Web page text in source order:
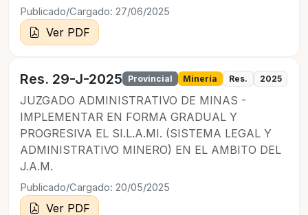
Publicado/Cargado: 27/06/2025
Ver PDF
Res. 29-J-2025 Provincial Minería Res. 2025
JUZGADO ADMINISTRATIVO DE MINAS -
IMPLEMENTAR EN FORMA GRADUAL Y
PROGRESIVA EL SI.L.A.MI. (SISTEMA LEGAL Y
ADMINISTRATIVO MINERO) EN EL AMBITO DEL
J.A.M.
Publicado/Cargado: 20/05/2025
Ver PDF